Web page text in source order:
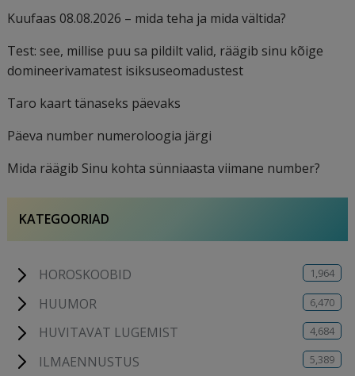
Kuufaas 08.08.2026 – mida teha ja mida vältida?
Test: see, millise puu sa pildilt valid, räägib sinu kõige
domineerivamatest isiksuseomadustest
Taro kaart tänaseks päevaks
Päeva number numeroloogia järgi
Mida räägib Sinu kohta sünniaasta viimane number?
KATEGOORIAD
HOROSKOOBID 1,964
HUUMOR 6,470
HUVITAVAT LUGEMIST 4,684
ILMAENNUSTUS 5,389